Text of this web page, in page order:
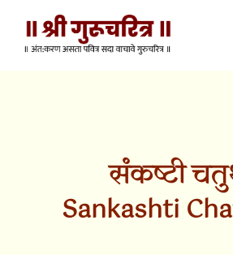
content
संकष्टी
Sankashti